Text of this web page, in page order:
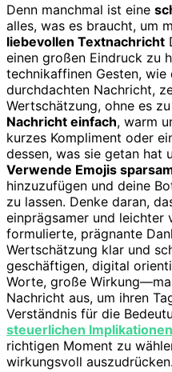
Denn manchmal ist eine
alles, was es braucht, um
liebevollen Textnachricht
einen großen Eindruck zu
technikaffinen Gesten, wie
durchdachten Nachricht,
Wertschätzung, ohne es
Nachricht einfach, warm
kurzes Kompliment oder
dessen, was sie getan hat
Verwende Emojis
hinzuzufügen und deine
zu lassen. Denke daran,
einprägsamer und leichter
formulierte, prägnante
Wertschätzung klar und
geschäftigen, digital
Worte, große
Nachricht aus, um ihren
Verständnis für die
steuerlichen Implikationen
richtigen Moment zu
wirkungsvoll auszudrücken.